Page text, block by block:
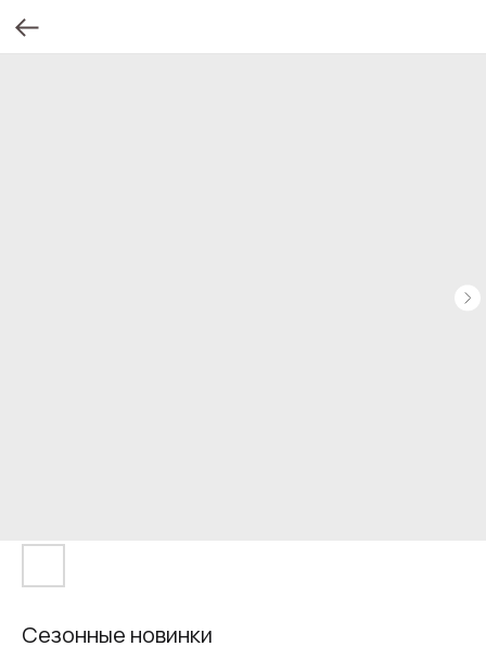
Сезонные новинки